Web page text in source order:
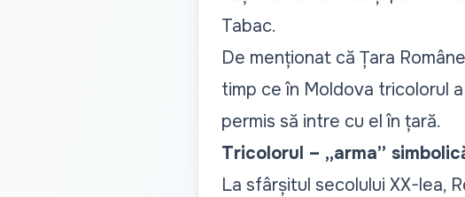
Tabac.
De menționat că Țara
timp ce în Moldova tricolorul
permis să intre cu el în țară.
Tricolorul – „arma”
La sfârșitul secolului XX-lea,